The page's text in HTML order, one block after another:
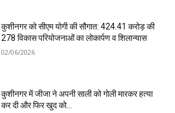
कुशीनगर को सीएम योगी की सौगात: ₹424.41 करोड़ की
278 विकास परियोजनाओं का लोकार्पण व शिलान्यास
02/06/2026
कुशीनगर में जीजा ने अपनी साली को गोली मारकर हत्या
कर दी और फिर खुद को…